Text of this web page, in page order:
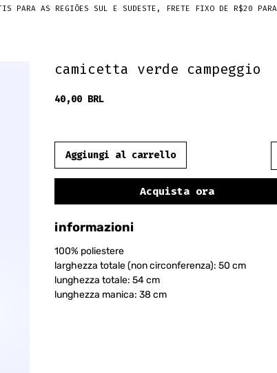
camicetta verde campeggio
40,00 BRLPrezzo
Aggiungi al carrello
Acquista ora
informazioni
100% poliestere
larghezza totale (non circonferenza): 50 cm
lunghezza totale: 54 cm
lunghezza manica: 38 cm